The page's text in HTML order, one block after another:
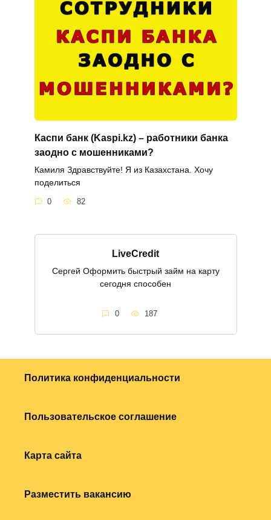
Каспи банк (Kaspi.kz) – работники банка
заодно с мошенниками?
Камиля Здравствуйте! Я из Казахстана. Хочу
поделиться
0 82
LiveCredit
Сергей Оформить быстрый займ на карту
сегодня способен
0 187
Политика конфиденциальности
Пользовательское соглашение
Карта сайта
Разместить вакансию